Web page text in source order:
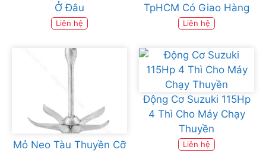
Ở Đâu
Liên hệ
TpHCM Có Giao Hàng
Liên hệ
Mỏ Neo Tàu Thuyền Cỡ
Động Cơ Suzuki 115Hp
4 Thì Cho Máy Chạy
Thuyền
Liên hệ